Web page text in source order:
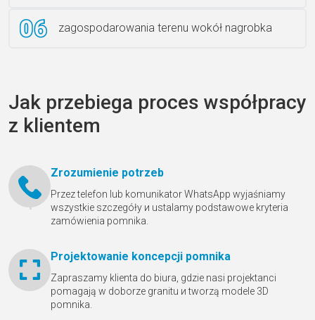
zagospodarowania terenu wokół nagrobka
Jak przebiega proces współpracy
z klientem
Zrozumienie potrzeb
Przez telefon lub komunikator WhatsApp wyjaśniamy
wszystkie szczegóły и ustalamy podstawowe kryteria
zamówienia pomnika.
Projektowanie koncepcji pomnika
Zapraszamy klienta do biura, gdzie nasi projektanci
pomagają w doborze granitu и tworzą modele 3D
pomnika.